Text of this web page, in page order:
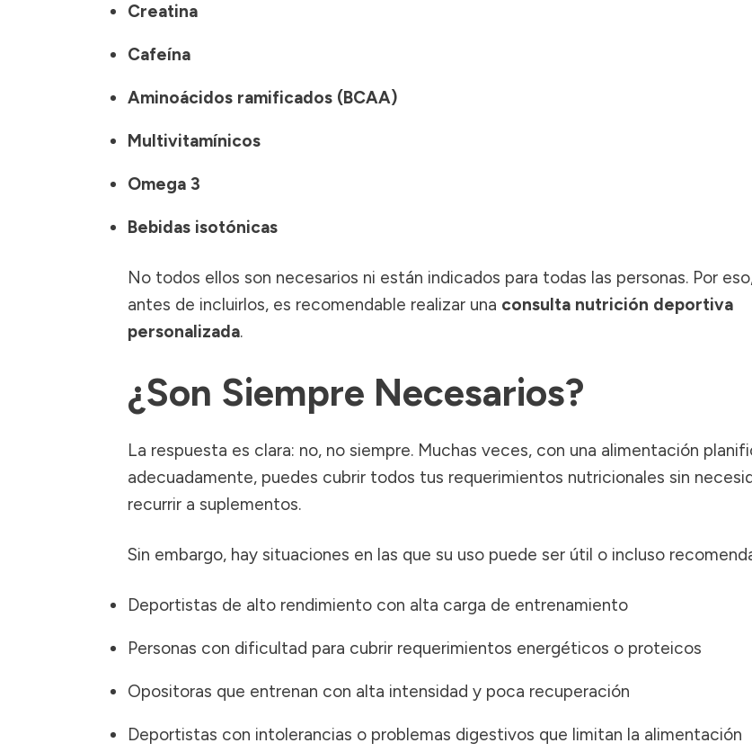
Creatina
Cafeína
Aminoácidos ramificados (BCAA)
Multivitamínicos
Omega 3
Bebidas isotónicas
No todos ellos son necesarios ni están indicados para todas las personas. Por
antes de incluirlos, es recomendable realizar una consulta nutrición deportiva
personalizada.
¿Son Siempre Necesarios?
La respuesta es clara: no, no siempre. Muchas veces, con una alimentación
adecuadamente, puedes cubrir todos tus requerimientos nutricionales sin
recurrir a suplementos.
Sin embargo, hay situaciones en las que su uso puede ser útil o incluso
Deportistas de alto rendimiento con alta carga de entrenamiento
Personas con dificultad para cubrir requerimientos energéticos o proteicos
Opositoras que entrenan con alta intensidad y poca recuperación
Deportistas con intolerancias o problemas digestivos que limitan la alimentación